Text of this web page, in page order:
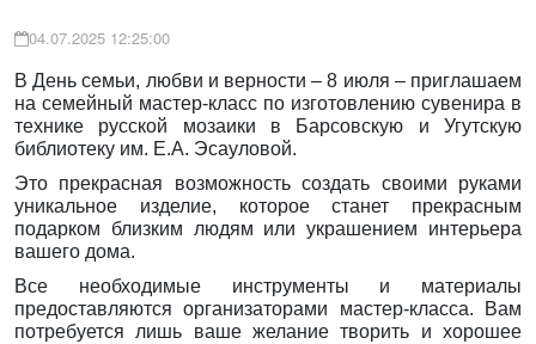
04.07.2025 12:25:00
В День семьи, любви и верности – 8 июля – приглашаем
на семейный мастер-класс по изготовлению сувенира в
технике русской мозаики в Барсовскую и Угутскую
библиотеку им. Е.А. Эсауловой.
Это прекрасная возможность создать своими руками
уникальное изделие, которое станет прекрасным
подарком близким людям или украшением интерьера
вашего дома.
Все необходимые инструменты и материалы
предоставляются организаторами мастер-класса. Вам
потребуется лишь ваше желание творить и хорошее